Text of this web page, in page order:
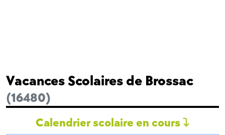
Vacances Scolaires de Brossac
(16480)
Calendrier scolaire en cours